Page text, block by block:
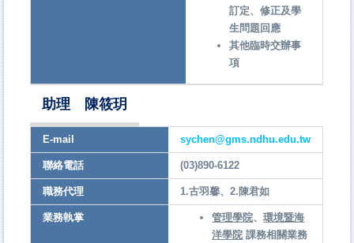
訂定、修正及學
生問題回應
其他臨時交辦事
項
助理 陳筱玥
E-mail sychen@gms.ndhu.edu.tw
聯絡電話 (03)890-6122
職務代理 1.古羽馨、2.陳君如
業務執掌 管理學院、環境暨海
洋學院 課務相關業務